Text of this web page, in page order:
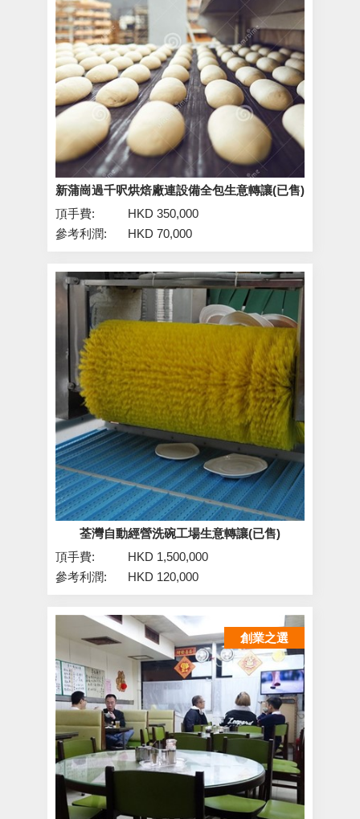
新蒲崗過千呎烘焙廠連設備全包生意轉讓(已售)
頂手費:
HKD 350,000
參考利潤:
HKD 70,000
荃灣自動經營洗碗工場生意轉讓(已售)
頂手費:
HKD 1,500,000
參考利潤:
HKD 120,000
創業之選